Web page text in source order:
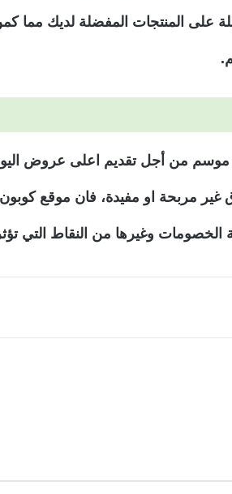
على المنتجات المفضلة لديك مما
من أجل تقديم اعلى عروض اليوم
غير مربحة او مفيدة، فان موقع
الخصومات وغيرها من النقاط